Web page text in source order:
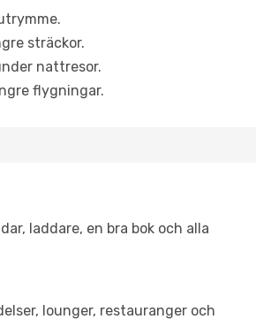
sträckor.
nattresor.
flygningar.
laddare, en bra bok och alla
lounger, restauranger och